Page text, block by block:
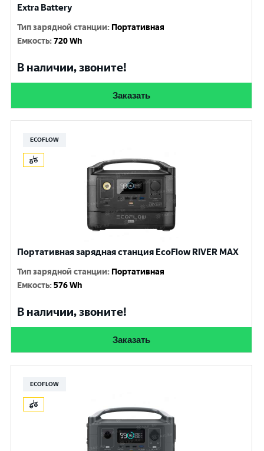
Extra Battery
Тип зарядной станции: Портативная
Емкость:720 Wh
В наличии, звоните!
Заказать
ECOFLOW
Портативная зарядная станция EcoFlow RIVER MAX
Тип зарядной станции: Портативная
Емкость:576 Wh
В наличии, звоните!
Заказать
ECOFLOW